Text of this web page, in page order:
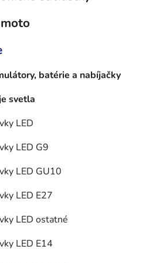
batérie a nabíjačky
svetla
LED
LED G9
LED GU10
LED E27
LED ostatné
LED E14